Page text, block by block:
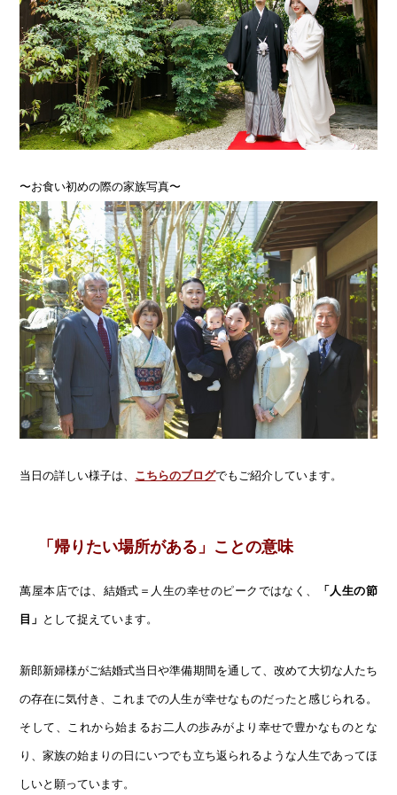
〜お食い初めの際の家族写真〜
当日の詳しい様子は、 こちらのブログでもご紹介しています。
「帰りたい場所がある」ことの意味
萬屋本店では、結婚式＝人生の幸せのピークではなく、 「人生の節
目」 として捉えています。
新郎新婦様がご結婚式当日や準備期間を通して、改めて大切な人たち
の存在に気付き、これまでの人生が幸せなものだったと感じられる。
そして、これから始まるお二人の歩みがより幸せで豊かなものとな
り、家族の始まりの日にいつでも立ち返られるような人生であってほ
しいと願っています。